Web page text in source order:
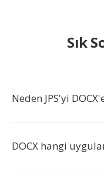
Sık
Neden JPS'yi
DOCX hangi